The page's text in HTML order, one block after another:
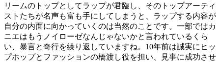
リームのトップとしてラップが君臨し、そのトップアーティ
ストたちが名声も富も手にしてしまうと、ラップする内容が
自分の内面に向かっていくのは当然のことです。一部ではカ
ニエはもうノイローゼなんじゃないかと言われているくら
い、暴言と奇行を繰り返していますね。10年前は誠実にヒッ
プホップとファッションの橋渡し役を担い、見事に成功させ